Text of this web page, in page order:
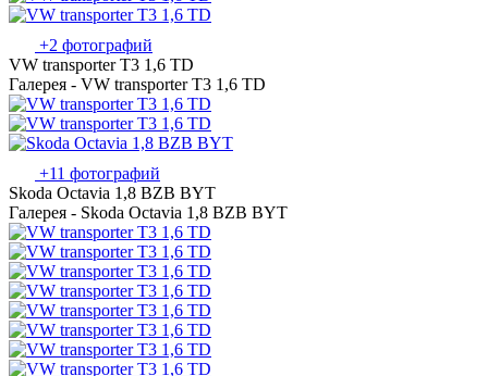
+2 фотографий
VW transporter T3 1,6 TD
Галерея - VW transporter T3 1,6 TD
+11 фотографий
Skoda Octavia 1,8 BZB BYT
Галерея - Skoda Octavia 1,8 BZB BYT